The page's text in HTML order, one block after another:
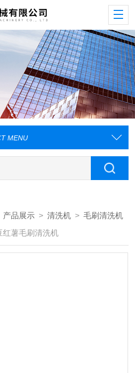
MENU
产品展示 >清洗机 >毛刷清洗机
红薯毛刷清洗机